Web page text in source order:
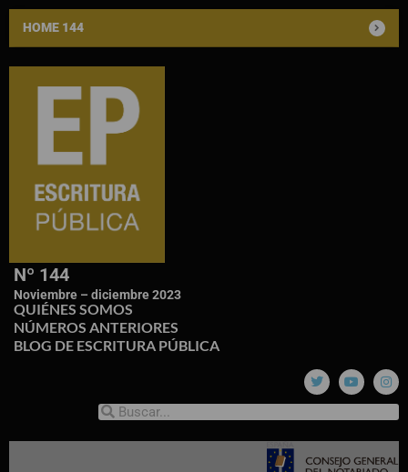
HOME 144
Nº 144
Noviembre – diciembre 2023
QUIÉNES SOMOS
NÚMEROS ANTERIORES
BLOG DE ESCRITURA PÚBLICA